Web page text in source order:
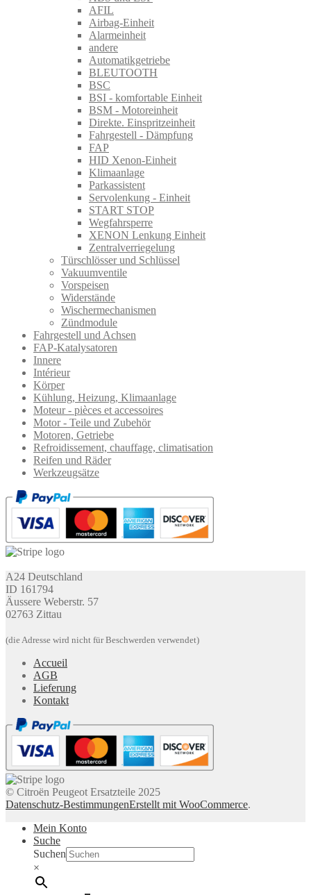
AFIL
Airbag-Einheit
Alarmeinheit
andere
Automatikgetriebe
BLEUTOOTH
BSC
BSI - komfortable Einheit
BSM - Motoreinheit
Direkte. Einspritzeinheit
Fahrgestell - Dämpfung
FAP
HID Xenon-Einheit
Klimaanlage
Parkassistent
Servolenkung - Einheit
START STOP
Wegfahrsperre
XENON Lenkung Einheit
Zentralverriegelung
Türschlösser und Schlüssel
Vakuumventile
Vorspeisen
Widerstände
Wischermechanismen
Zündmodule
Fahrgestell und Achsen
FAP-Katalysatoren
Innere
Intérieur
Körper
Kühlung, Heizung, Klimaanlage
Moteur - pièces et accessoires
Motor - Teile und Zubehör
Motoren, Getriebe
Refroidissement, chauffage, climatisation
Reifen und Räder
Werkzeugsätze
A24 Deutschland
ID 161794
Äussere Weberstr. 57
02763 Zittau
(die Adresse wird nicht für Beschwerden verwendet)
Accueil
AGB
Lieferung
Kontakt
© Citroën Peugeot Ersatzteile 2025
Datenschutz-BestimmungenErstellt mit WooCommerce.
Mein Konto
Suche
Suchen
×